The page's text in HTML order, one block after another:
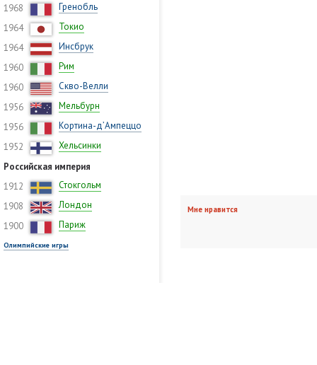
1968
Гренобль
1964
Токио
1964
Инсбрук
1960
Рим
1960
Скво-Велли
1956
Мельбурн
1956
Кортина-д’Ампеццо
1952
Хельсинки
Российская империя
1912
Стокгольм
1908
Лондон
1900
Париж
Олимпийские игры
Мне нравится